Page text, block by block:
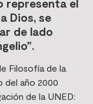
representa el
Dios, se
de lado
Filosofía de la
del año 2000
de la UNED: